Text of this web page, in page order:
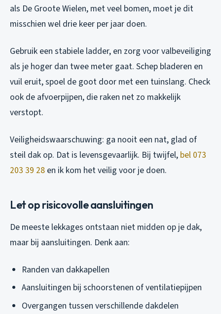
als De Groote Wielen, met veel bomen, moet je dit
misschien wel drie keer per jaar doen.
Gebruik een stabiele ladder, en zorg voor valbeveiliging
als je hoger dan twee meter gaat. Schep bladeren en
vuil eruit, spoel de goot door met een tuinslang. Check
ook de afvoerpijpen, die raken net zo makkelijk
verstopt.
Veiligheidswaarschuwing: ga nooit een nat, glad of
steil dak op. Dat is levensgevaarlijk. Bij twijfel, bel 073
203 39 28 en ik kom het veilig voor je doen.
Let op risicovolle aansluitingen
De meeste lekkages ontstaan niet midden op je dak,
maar bij aansluitingen. Denk aan:
Randen van dakkapellen
Aansluitingen bij schoorstenen of ventilatiepijpen
Overgangen tussen verschillende dakdelen